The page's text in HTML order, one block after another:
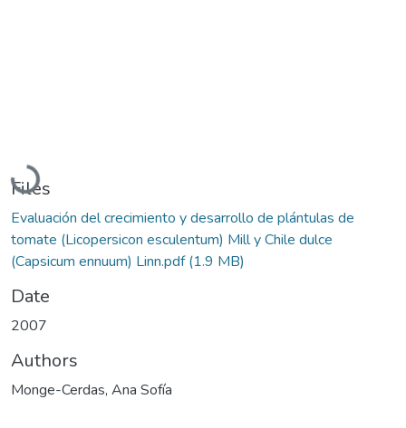
Loading...
Files
Evaluación del crecimiento y desarrollo de plántulas de
tomate (Licopersicon esculentum) Mill y Chile dulce
(Capsicum ennuum) Linn.pdf(1.9 MB)
Date
2007
Authors
Monge-Cerdas, Ana Sofía